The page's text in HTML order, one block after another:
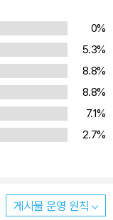
, 그 지역에 살고 있
지면을 많이 할애했
쇼핑 아이템, 즐길 거
천 코스 여
타일과 일정, 지역에
는 일정을 세워 보자.
보를 꼼꼼하게 담았다.
속 요령, 중국에서의
0%
5.3%
8.8%
8.8%
7.1%
2.7%
게시물 운영 원칙